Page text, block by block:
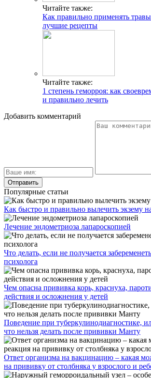
Читайте также:
Как правильно применять
лучшие рецепты
Читайте также:
1 степень геморроя: как
и правильно лечить
Добавить комментарий
Популярные статьи
Как быстро и правильно вылечить экзему
Лечение эндометриоза лапароскопией
Что делать, если не получается
психолога
Чем опасна прививка корь, краснуха,
действия и осложнения у детей
Поведение при туберкулинодиагностике,
что нельзя делать после прививки Манту
Ответ организма на вакцинацию – какая
на прививку от столбняка у взрослого и